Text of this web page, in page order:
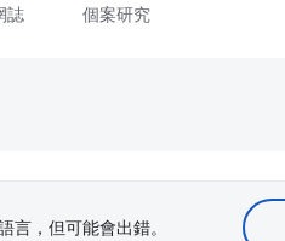
誌 個案研究
言，但可能會出錯。